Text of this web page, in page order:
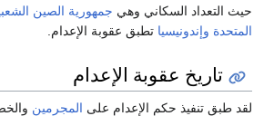
حيث التعداد السكاني وهي جمهورية الصين
المتحدة وإندونيسيا تطبق عقوبة الإعدام.
تاريخ عقوبة الإعدام
لقد طبق تنفيذ حكم الإعدام على المجرمين